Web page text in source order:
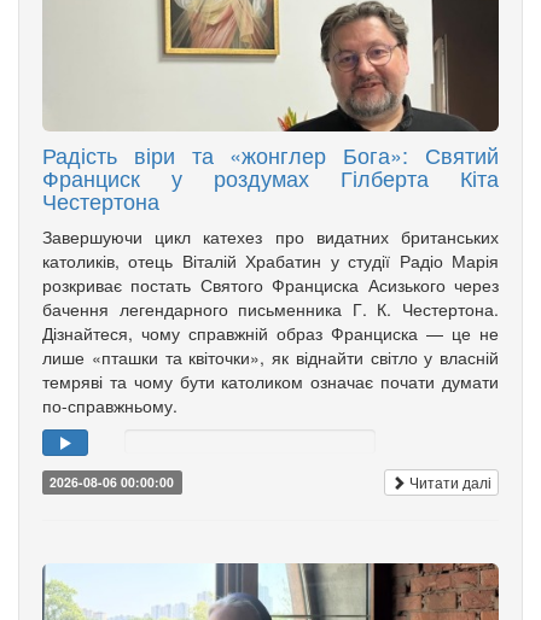
Радість віри та «жонглер Бога»: Святий
Франциск у роздумах Гілберта Кіта
Честертона
Завершуючи цикл катехез про видатних британських
католиків, отець Віталій Храбатин у студії Радіо Марія
розкриває постать Святого Франциска Асизького через
бачення легендарного письменника Г. К. Честертона.
Дізнайтеся, чому справжній образ Франциска — це не
лише «пташки та квіточки», як віднайти світло у власній
темряві та чому бути католиком означає почати думати
по-справжньому.
2026-08-06 00:00:00 Читати далі